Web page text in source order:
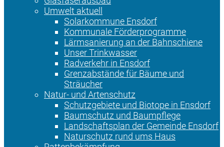
Umwelt aktuell
Solarkommune Ensdorf
Kommunale Förderprogramme
Lärmsanierung an der Bahnschiene
Unser Trinkwasser
Radverkehr in Ensdorf
Grenzabstände für Bäume und
Sträucher
Natur- und Artenschutz
Schutzgebiete und Biotope in Ensdorf
Baumschutz und Baumpflege
Landschaftsplan der Gemeinde Ensdorf
Naturschutz rund ums Haus